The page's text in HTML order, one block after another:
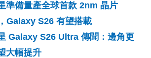
準備量產全球首款 2nm 晶片
Galaxy S26 有望搭載
Galaxy S26 Ultra 傳聞：邊角更
大幅提升